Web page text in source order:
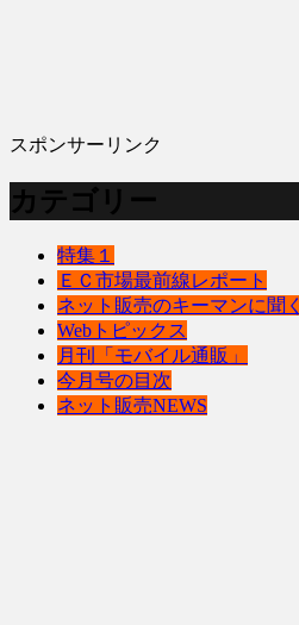
スポンサーリンク
カテゴリー
特集１
ＥＣ市場最前線レポート
ネット販売のキーマンに聞く
Webトピックス
月刊「モバイル通販」
今月号の目次
ネット販売NEWS